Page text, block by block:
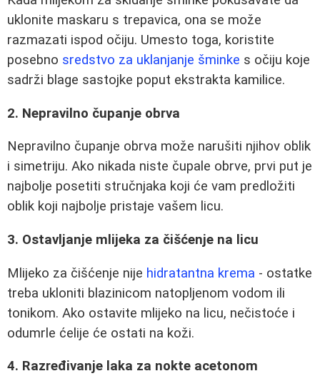
uklonite maskaru s trepavica, ona se može
razmazati ispod očiju. Umesto toga, koristite
posebno sredstvo za uklanjanje šminke s očiju koje
sadrži blage sastojke poput ekstrakta kamilice.
2. Nepravilno čupanje obrva
Nepravilno čupanje obrva može narušiti njihov oblik
i simetriju. Ako nikada niste čupale obrve, prvi put je
najbolje posetiti stručnjaka koji će vam predložiti
oblik koji najbolje pristaje vašem licu.
3. Ostavljanje mlijeka za čišćenje na licu
Mlijeko za čišćenje nije hidratantna krema - ostatke
treba ukloniti blazinicom natopljenom vodom ili
tonikom. Ako ostavite mlijeko na licu, nečistoće i
odumrle ćelije će ostati na koži.
4. Razređivanje laka za nokte acetonom